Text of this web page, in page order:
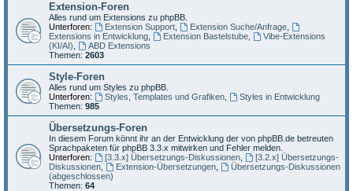
Extension-Foren
Alles rund um Extensions zu phpBB.
Unterforen:
Extension Support, Extension Suche/Anfrage,
Extensions in Entwicklung
Extension Bastelstube,
Vibe-Extensions
(KI/AI)
ABD Extensions
Themen: 2603
Style-Foren
Alles rund um Styles zu phpBB.
Unterforen:
Styles, Templates und Grafiken,
Styles in Entwicklung
Themen: 985
Übersetzungs-Foren
In diesem Forum könnt ihr an der Entwicklung der von phpBB.de betreuten
Sprachpaketen für phpBB 3.3.x mitwirken und Fehler melden.
Unterforen:
[3.3.x] Übersetzungs-Diskussionen,
[3.2.x] Übersetzungs-
Diskussionen
Extension-Übersetzungen,
Übersetzungs-Diskussionen
(abgeschlossen)
Themen: 64